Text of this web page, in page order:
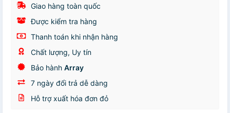
Giao hàng toàn quốc
Được kiểm tra hàng
Thanh toán khi nhận hàng
Chất lượng, Uy tín
Bảo hành Array
7 ngày đổi trả dễ dàng
Hỗ trợ xuất hóa đơn đỏ